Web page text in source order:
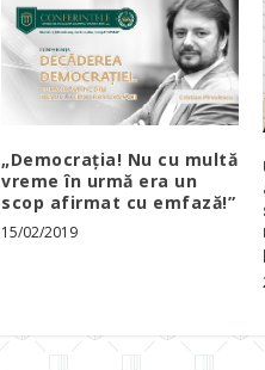
„Democrația! Nu cu multă
vreme în urmă era un
scop afirmat cu emfază!”
15/02/2019